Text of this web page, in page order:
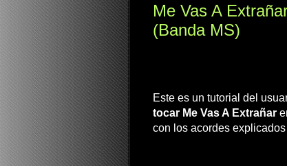
Me Vas A
(Banda MS)
Este es un tutorial del
tocar Me Vas A Extrañar
con los acordes